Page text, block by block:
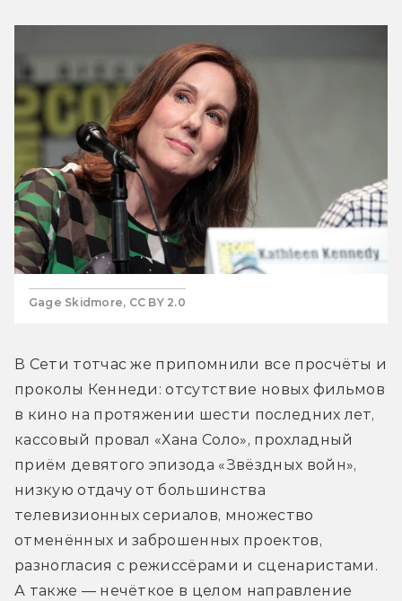
Gage Skidmore, CC BY 2.0
В Сети тотчас же припомнили все просчёты и
проколы Кеннеди: отсутствие новых фильмов
в кино на протяжении шести последних лет,
кассовый провал «Хана Соло», прохладный
приём девятого эпизода «Звёздных войн»,
низкую отдачу от большинства
телевизионных сериалов, множество
отменённых и заброшенных проектов,
разногласия с режиссёрами и сценаристами.
А также — нечёткое в целом направление